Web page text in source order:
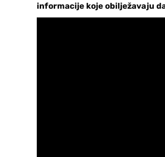
informacije koje obilježavaju